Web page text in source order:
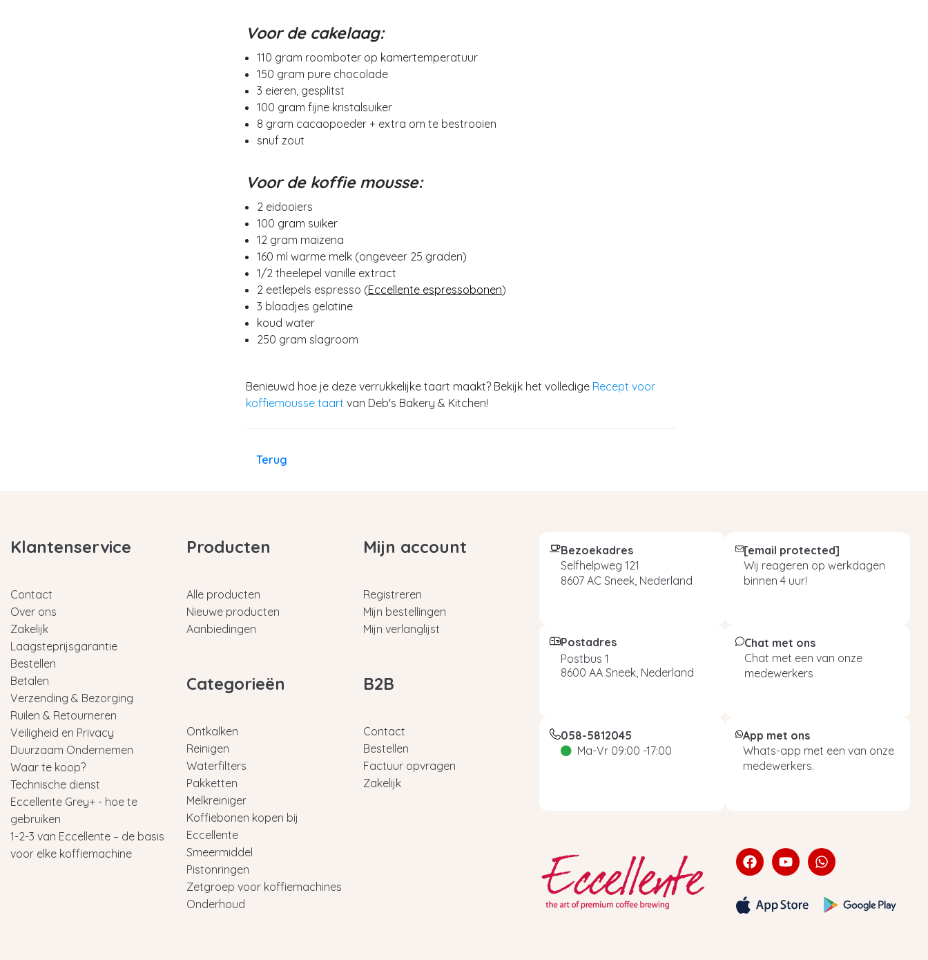
Voor de cakelaag:
110 gram roomboter op kamertemperatuur
150 gram pure chocolade
3 eieren, gesplitst
100 gram fijne kristalsuiker
8 gram cacaopoeder + extra om te bestrooien
snuf zout
Voor de koffie mousse:
2 eidooiers
100 gram suiker
12 gram maizena
160 ml warme melk (ongeveer 25 graden)
1/2 theelepel vanille extract
2 eetlepels espresso (Eccellente espressobonen)
3 blaadjes gelatine
koud water
250 gram slagroom
Benieuwd hoe je deze verrukkelijke taart maakt? Bekijk het volledige Recept voor
koffiemousse taart van Deb's Bakery & Kitchen!
Terug
Klantenservice
Contact
Over ons
Zakelijk
Laagsteprijsgarantie
Bestellen
Betalen
Verzending & Bezorging
Ruilen & Retourneren
Veiligheid en Privacy
Duurzaam Ondernemen
Waar te koop?
Technische dienst
Eccellente Grey+ - hoe te
gebruiken
1-2-3 van Eccellente – de basis
voor elke koffiemachine
Producten
Alle producten
Nieuwe producten
Aanbiedingen
Categorieën
Ontkalken
Reinigen
Waterfilters
Pakketten
Melkreiniger
Koffiebonen kopen bij
Eccellente
Smeermiddel
Pistonringen
Zetgroep voor koffiemachines
Onderhoud
Mijn account
Registreren
Mijn bestellingen
Mijn verlanglijst
B2B
Contact
Bestellen
Factuur opvragen
Zakelijk
Bezoekadres
Selfhelpweg 121
8607 AC Sneek, Nederland
[email protected]
Wij reageren op werkdagen
binnen 4 uur!
Postadres
Postbus 1
8600 AA Sneek, Nederland
Chat met ons
Chat met een van onze
medewerkers
058-5812045
Ma-Vr 09:00 -17:00
App met ons
Whats-app met een van onze
medewerkers.